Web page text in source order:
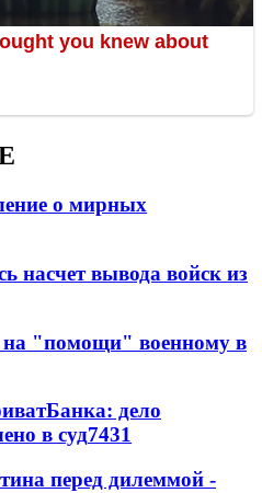
о мирных
насчет вывода войск из
"помощи" военному в
дело
в суд7431
перед дилеммой -